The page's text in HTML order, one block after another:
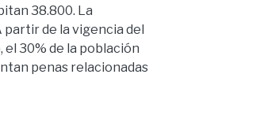
38.800. La
de la vigencia del
el 30% de la población
penas relacionadas